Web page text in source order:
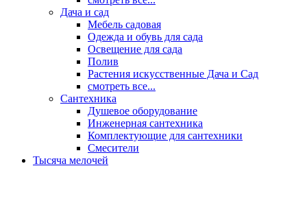
Дача и сад
Мебель садовая
Одежда и обувь для сада
Освещение для сада
Полив
Растения искусственные Дача и Сад
смотреть все...
Сантехника
Душевое оборудование
Инженерная сантехника
Комплектующие для сантехники
Смесители
Тысяча мелочей